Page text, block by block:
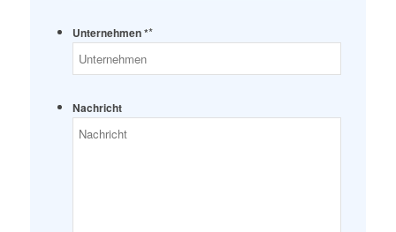
Unternehmen **
Nachricht